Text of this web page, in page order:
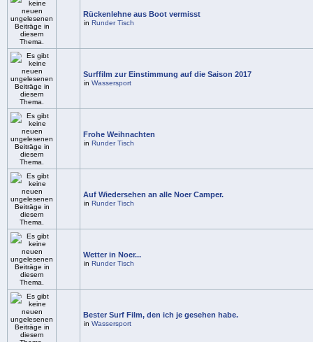
Rückenlehne aus Boot vermisst
in Runder Tisch
Surffilm zur Einstimmung auf die Saison 2017
in Wassersport
Frohe Weihnachten
in Runder Tisch
Auf Wiedersehen an alle Noer Camper.
in Runder Tisch
Wetter in Noer...
in Runder Tisch
Bester Surf Film, den ich je gesehen habe.
in Wassersport